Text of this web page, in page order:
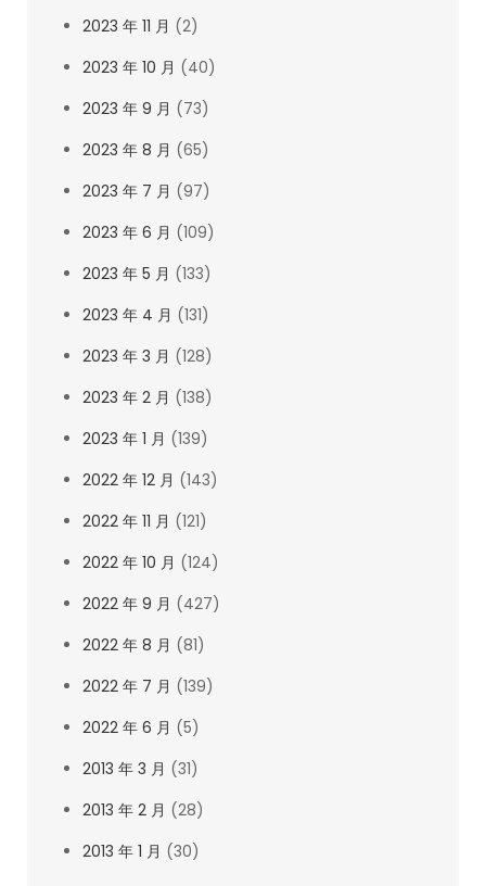
2023 年 11 月 (2)
2023 年 10 月 (40)
2023 年 9 月 (73)
2023 年 8 月 (65)
2023 年 7 月 (97)
2023 年 6 月 (109)
2023 年 5 月 (133)
2023 年 4 月 (131)
2023 年 3 月 (128)
2023 年 2 月 (138)
2023 年 1 月 (139)
2022 年 12 月 (143)
2022 年 11 月 (121)
2022 年 10 月 (124)
2022 年 9 月 (427)
2022 年 8 月 (81)
2022 年 7 月 (139)
2022 年 6 月 (5)
2013 年 3 月 (31)
2013 年 2 月 (28)
2013 年 1 月 (30)